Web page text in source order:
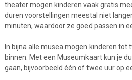
theater mogen kinderen vaak gratis
duren voorstellingen meestal niet
minuten, waardoor ze goed passen in
In bijna alle musea mogen kinderen tot
binnen. Met een Museumkaart kun je
gaan, bijvoorbeeld één of twee uur op